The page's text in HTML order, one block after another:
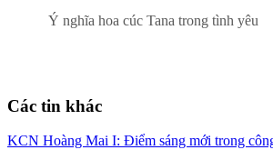
Ý nghĩa hoa cúc Tana trong tình yêu
Các tin khác
KCN Hoàng Mai I: Điểm sáng mới trong